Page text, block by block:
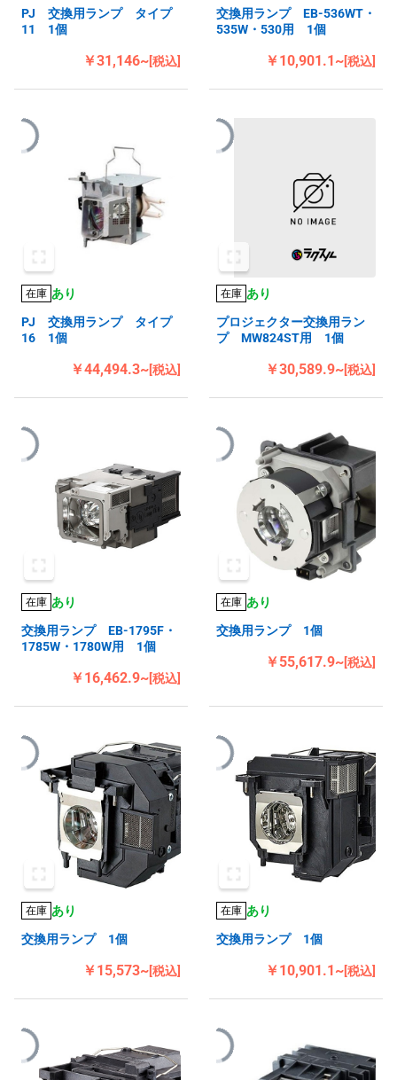
PJ 交換用ランプ タイプ
11 1個
￥31,146~[税込]
交換用ランプ EB-536WT・
535W・530用 1個
￥10,901.1~[税込]
在庫 あり
PJ 交換用ランプ タイプ
16 1個
￥44,494.3~[税込]
在庫 あり
プロジェクター交換用ラン
プ MW824ST用 1個
￥30,589.9~[税込]
在庫 あり
交換用ランプ EB-1795F・
1785W・1780W用 1個
￥16,462.9~[税込]
在庫 あり
交換用ランプ 1個
￥55,617.9~[税込]
在庫 あり
交換用ランプ 1個
￥15,573~[税込]
在庫 あり
交換用ランプ 1個
￥10,901.1~[税込]